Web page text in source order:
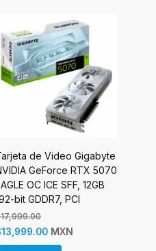
de Video AORUS
GeForce RTX 5090
MASTER, 32GB
bit GDDR7, PCI
x16 5.0
MXN